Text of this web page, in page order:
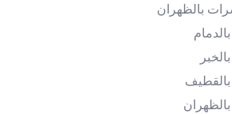
بالظهران